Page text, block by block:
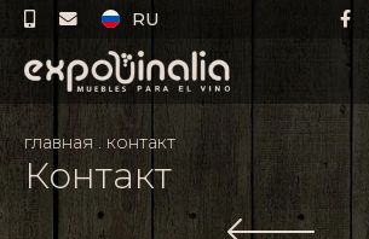
RU
главная . контакт
Контакт